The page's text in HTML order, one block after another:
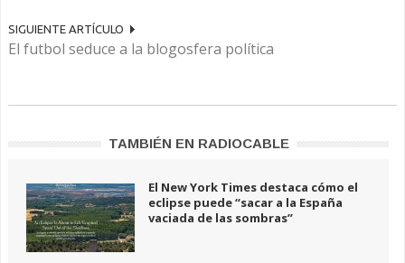
SIGUIENTE ARTÍCULO
El futbol seduce a la blogosfera política
TAMBIÉN EN RADIOCABLE
El New York Times destaca cómo el
eclipse puede “sacar a la España
vaciada de las sombras”